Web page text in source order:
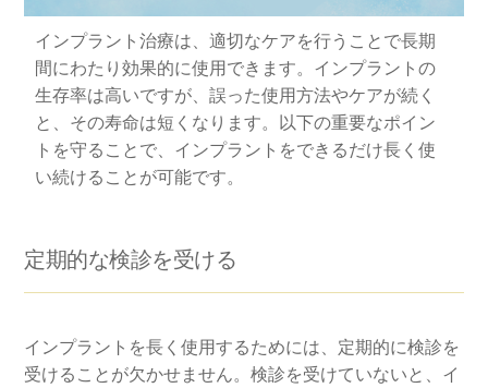
インプラント治療は、適切なケアを行うことで長期
間にわたり効果的に使用できます。インプラントの
生存率は高いですが、誤った使用方法やケアが続く
と、その寿命は短くなります。以下の重要なポイン
トを守ることで、インプラントをできるだけ長く使
い続けることが可能です。
定期的な検診を受ける
インプラントを長く使用するためには、定期的に検診を
受けることが欠かせません。検診を受けていないと、イ